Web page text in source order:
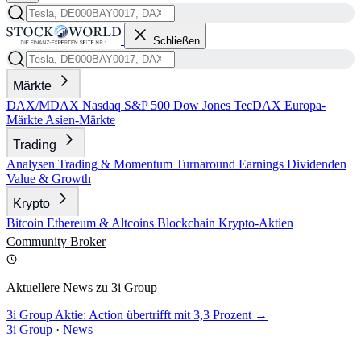
Schließen
Märkte
DAX/MDAX Nasdaq S&P 500 Dow Jones TecDAX Europa-
Märkte Asien-Märkte
Trading
Analysen Trading & Momentum Turnaround Earnings Dividenden
Value & Growth
Krypto
Bitcoin Ethereum & Altcoins Blockchain Krypto-Aktien
Community Broker
Aktuellere News zu 3i Group
3i Group Aktie: Action übertrifft mit 3,3 Prozent →
3i Group · News